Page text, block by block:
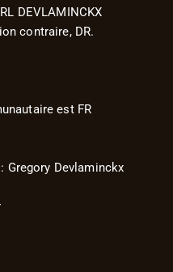
DEVLAMINCKX
contraire, DR.
est FR
Gregory Devlaminckx